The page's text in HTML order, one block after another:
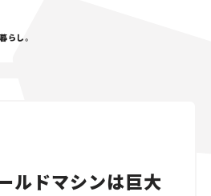
らし。
ルドマシンは巨大